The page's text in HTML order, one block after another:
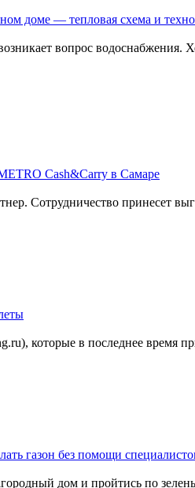
доме — тепловая схема и
вопрос водоснабжения.
Cash&Carry в Самаре
Сотрудничество принесет
которые в последнее время
газон без помощи
дом и пройтись по